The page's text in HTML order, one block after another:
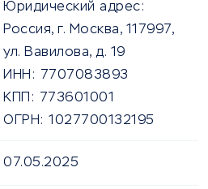
Юридический адрес:
Россия, г. Москва, 117997,
ул. Вавилова, д. 19
ИНН:
7707083893
КПП:
773601001
ОГРН: 1027700132195
07.05.2025